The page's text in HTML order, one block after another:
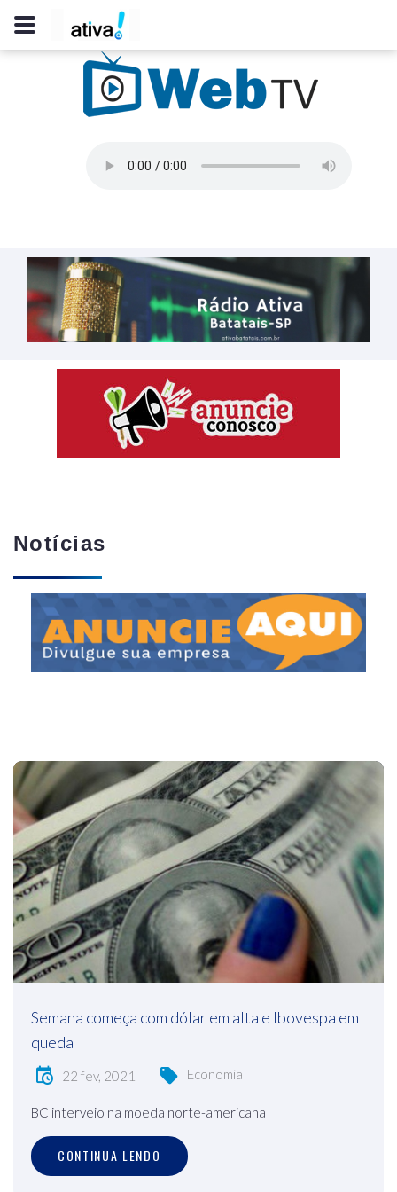
Notícias
Semana começa com dólar em alta e Ibovespa em
queda
22 fev, 2021 Economia
BC interveio na moeda norte-americana
CONTINUA LENDO